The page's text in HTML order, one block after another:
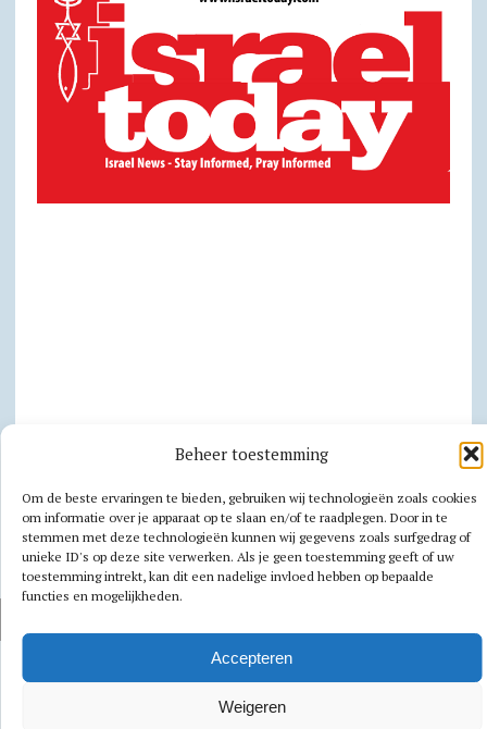
Beheer toestemming
Om de beste ervaringen te bieden, gebruiken wij technologieën zoals cookies
om informatie over je apparaat op te slaan en/of te raadplegen. Door in te
stemmen met deze technologieën kunnen wij gegevens zoals surfgedrag of
unieke ID's op deze site verwerken. Als je geen toestemming geeft of uw
toestemming intrekt, kan dit een nadelige invloed hebben op bepaalde
functies en mogelijkheden.
Accepteren
Weigeren
Privacy
Cookiebeleid